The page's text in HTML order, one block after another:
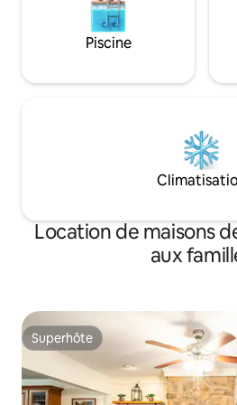
Piscine
Location de maisons
aux
Superhôte
Superhôte